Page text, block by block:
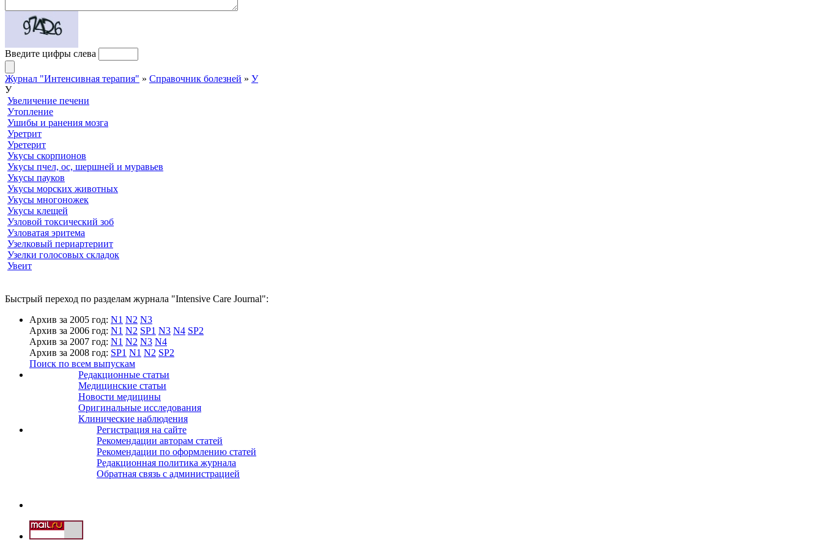
Введите цифры слева
Журнал "Интенсивная терапия" » Справочник болезней » У
У
Увеличение печени
Утопление
Ушибы и ранения мозга
Уретрит
Уретерит
Укусы скорпионов
Укусы пчел, ос, шершней и муравьев
Укусы пауков
Укусы морских животных
Укусы многоножек
Укусы клещей
Узловой токсический зоб
Узловатая эритема
Узелковый периартериит
Узелки голосовых складок
Увеит
Быстрый переход по разделам журнала "Intensive Care Journal":
Архив за 2005 год: N1 N2 N3
Архив за 2006 год: N1 N2 SP1 N3 N4 SP2
Архив за 2007 год: N1 N2 N3 N4
Архив за 2008 год: SP1 N1 N2 SP2
Поиск по всем выпускам
Редакционные статьи
Медицинские статьи
Новости медицины
Оригинальные исследования
Клинические наблюдения
Регистрация на сайте
Рекомендации авторам статей
Рекомендации по оформлению статей
Редакционная политика журнала
Обратная связь с администрацией